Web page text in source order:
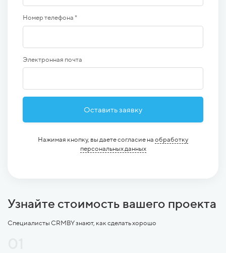
Номер телефона *
Электронная почта
Оставить заявку
Нажимая кнопку, вы даете согласие на обработку
персональных данных
Узнайте стоимость вашего проекта
Специалисты CRMBY знают, как сделать хорошо